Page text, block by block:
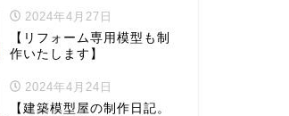
2024年4月27日
【リフォーム専用模型も制
作いたします】
2024年4月24日
【建築模型屋の制作日記。